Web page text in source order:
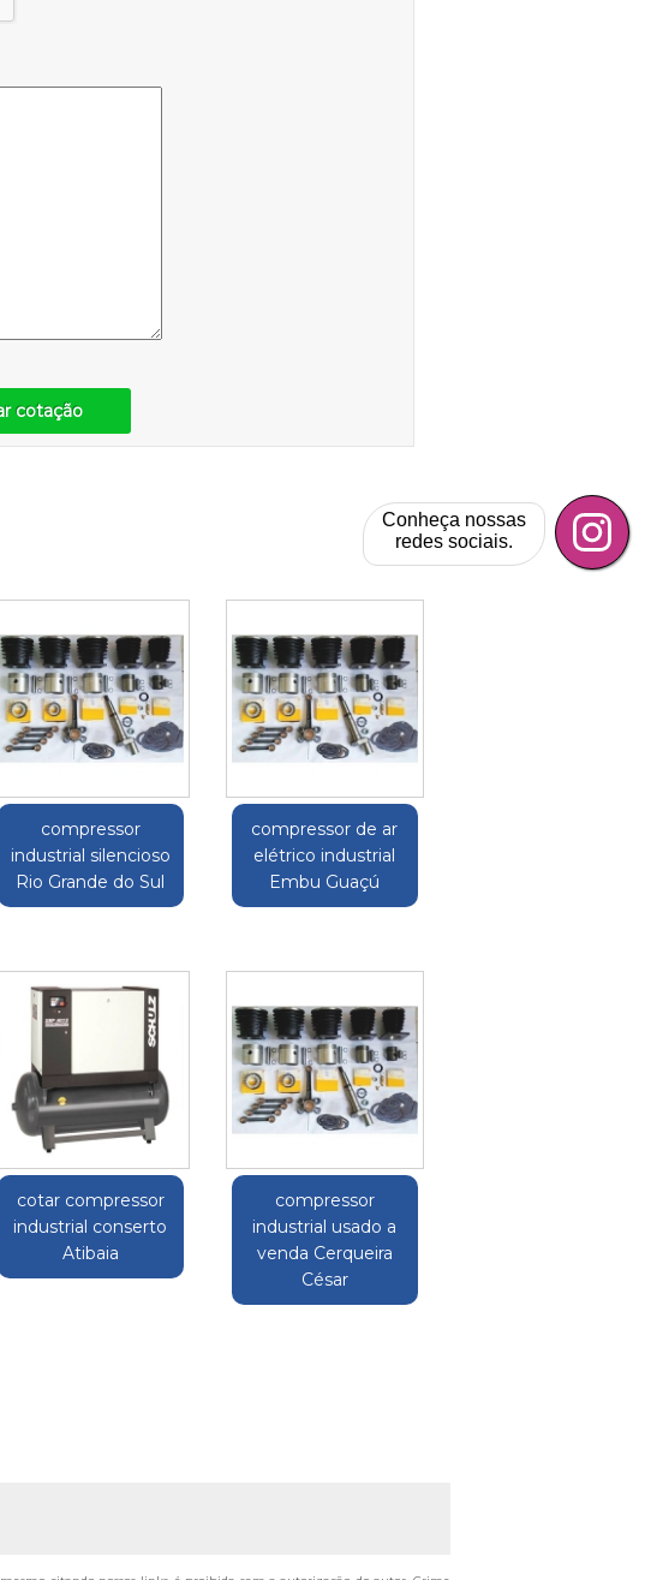
cotação
compressor
industrial silencioso
Rio Grande do Sul
compressor de ar
elétrico industrial
Embu Guaçú
cotar compressor
industrial conserto
Atibaia
compressor
industrial usado a
venda Cerqueira
César
Conheça nossas
redes sociais.